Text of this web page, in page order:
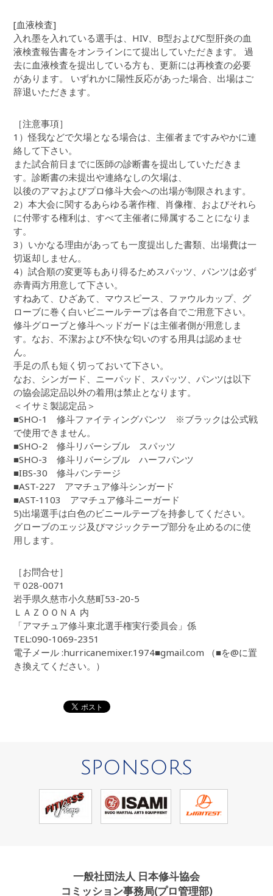
[血液検査]
入れ墨を入れている選手は、HIV、B型およびC型肝炎の血
液検査報告書をオンラインにて提出していただきます。 過
去に血液検査を提出している方も、更新には再検査の必要
があります。 いずれかに陽性反応があった場合、出場はご
辞退いただきます。
［注意事項］
1）怪我などで欠場となる場合は、主催者まですみやかに連
絡して下さい。
また試合前日までに医師の診断書を提出していただきま
す。診断書の未提出や連絡なしの欠場は、
以後のアマおよびプロ修斗大会への出場が制限されます。
2）本大会に関するあらゆる著作権、肖像権、およびそれら
に付帯する権利は、すべて主催者に帰属することになりま
す。
3）いかなる理由があっても一度提出した書類、出場費は一
切返却しません。
4）試合順の変更等もあり得るためスパッツ、パンツは必ず
赤青両方用意して下さい。
すねあて、ひざあて、マウスピース、ファウルカップ、グ
ローブに巻く白いビニールテープは各自でご用意下さい。
修斗グローブと修斗ヘッドガードは主催者側が用意しま
す。なお、不潔および不快な匂いのする用具は認めませ
ん。
手足の爪も短く切っておいて下さい。
なお、シンガード、ニーパッド、スパッツ、パンツは以下
の協会認定品以外の着用は禁止となります。
＜イサミ製認定品＞
■SHO-1 修斗ファイティングパンツ ※ブラックは公式戦
で使用できません。
■SHO-2 修斗リバーシブル スパッツ
■SHO-3 修斗リバーシブル ハーフパンツ
■IBS-30 修斗バンテージ
■AST-227 アマチュア修斗シンガード
■AST-1103 アマチュア修斗ニーガード
5)出場選手は白色のビニールテープを持参してください。
グローブのエッジ及びマジックテープ部分を止めるのに使
用します。
［お問合せ］
〒028-0071
岩手県久慈市小久慈町53-20-5
ＬＡＺＯＯＮＡ 内
「アマチュア修斗東北選手権実行委員会」係
TEL:090-1069-2351
電子メール :hurricanemixer.1974■gmail.com （■を@に置
き換えてください。）
SPONSORS
一般社団法人 日本修斗協会
コミッション事務局(プロ管理部)